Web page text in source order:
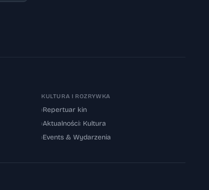
KULTURA I ROZRYWKA
›Repertuar kin
›Aktualności: Kultura
›Events & Wydarzenia